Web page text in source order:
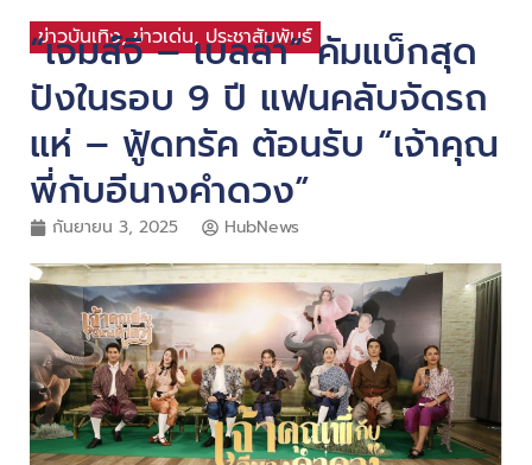
ข่าวบันเทิง,ข่าวเด่น, ประชาสัมพันธ์
“เจมส์จิ – เบลล่า” คัมแบ็กสุด
ปังในรอบ 9 ปี แฟนคลับจัดรถ
แห่ – ฟู้ดทรัค ต้อนรับ “เจ้าคุณ
พี่กับอีนางคำดวง”
กันยายน 3, 2025 HubNews